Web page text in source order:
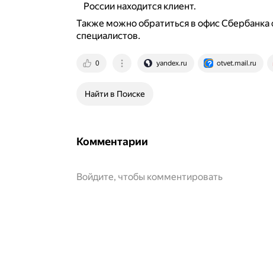
России находится клиент.
Также можно обратиться в офис
специалистов.
0 yandex.ru otvet.mail.ru
Найти в Поиске
Комментарии
Войдите, чтобы комментировать